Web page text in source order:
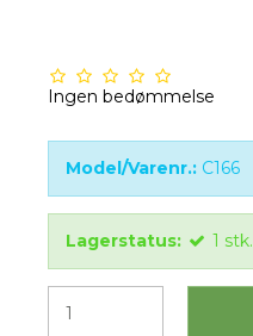
Ingen bedømmelse
Model/Varenr.: C166
Lagerstatus: 1 stk.